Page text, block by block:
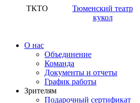
ТКТО
Тюменский театр
кукол
О нас
Объединение
Команда
Документы и отчеты
График работы
Зрителям
Подарочный сертификат